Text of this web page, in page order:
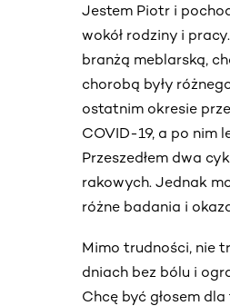
Jestem Piotr i
wokół rodziny i
branżą meblarską,
chorobą były
ostatnim okresie
COVID-19, a po nim
Przeszedłem dwa
rakowych. Jednak
różne badania i
Mimo trudności, nie
dniach bez bólu i
Chcę być głosem